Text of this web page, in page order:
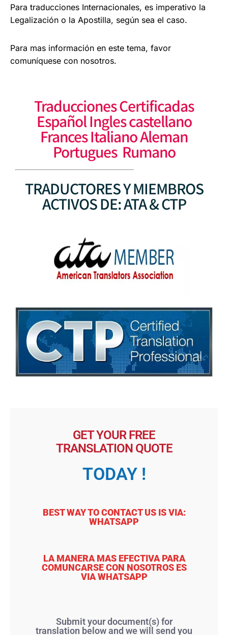
Para traducciones Internacionales, es imperativo la
Legalización o la Apostilla, según sea el caso.
Para mas información en este tema, favor
comuníquese con nosotros.
Traducciones Certificadas
Español Ingles castellano
Frances Italiano Aleman
Portugues Rumano
TRADUCTORES Y MIEMBROS
ACTIVOS DE: ATA & CTP
GET YOUR FREE
TRANSLATION QUOTE
TODAY !
BEST WAY TO CONTACT US IS VIA:
WHATSAPP
LA MANERA MAS EFECTIVA PARA
COMUNCARSE CON NOSOTROS ES
VIA WHATSAPP
Submit your document(s) for
translation below and we will send you